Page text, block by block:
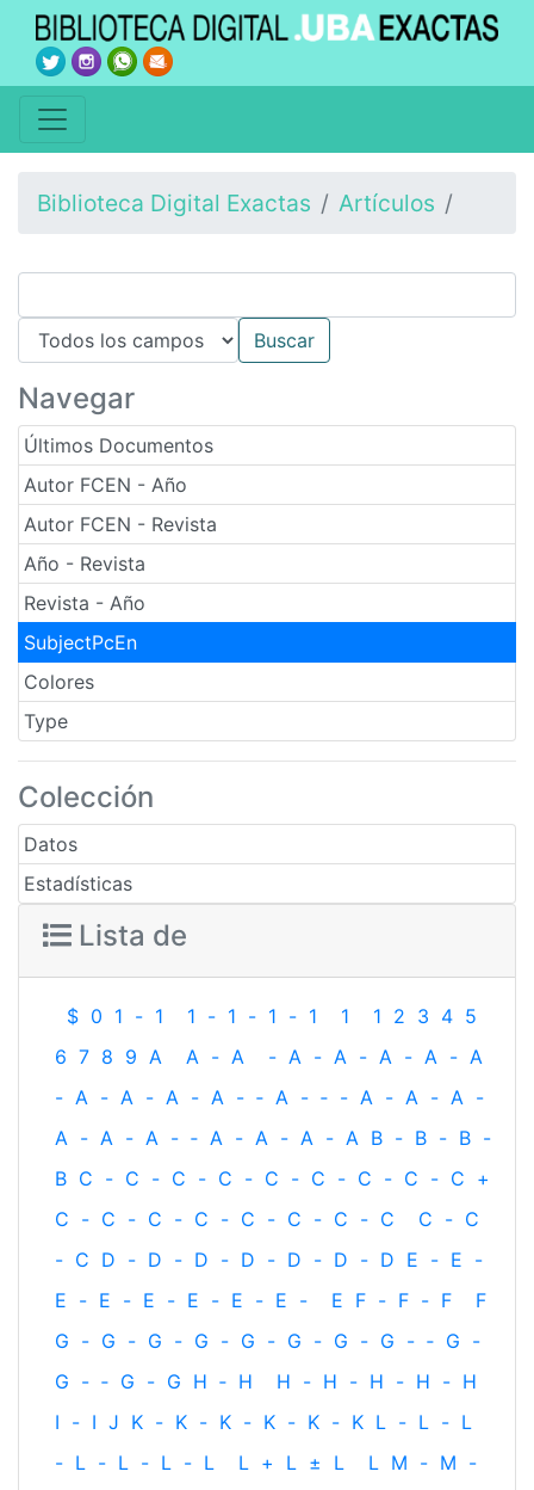
Biblioteca Digital Exactas Artículos
Navegar
Últimos Documentos
Autor FCEN - Año
Autor FCEN - Revista
Año - Revista
Revista - Año
SubjectPcEn
Colores
Type
Colección
Datos
Estadísticas
Lista de
$ 0 1 - 1 1 - 1 - 1 - 1 1 1 2 3 4 5
6 7 8 9 A A - A - A - A - A - A - A
- A - A - A - A - ‐ A - ‐ - A - A - A -
A - A - A - ‐ A - A - A - A B - B - B -
B C - C - C - C - C - C - C - C - C +
C - C - C - C - C - C - C - C C - C
- C D - D - D - D - D - D - D E - E -
E - E - E - E - E - E - E F - F - F
F
G - G - G - G - G - G - G - G - ‐ G -
G - ‐ G - G H ‐ H H - H - H - H - H
I - I J K - K - K - K - K - K L - L - L
- L - L - L - L L + L ± L L M - M -